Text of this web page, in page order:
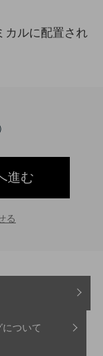
カルに配置され
進む
る
ついて